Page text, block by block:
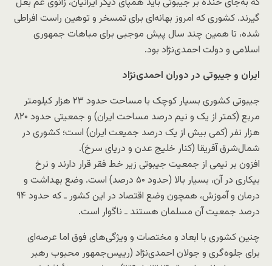
گیرند. کشوری که امروز بهانه‌ای برای تمسخر و توهین راست افراطی
شده، تا همین چند سال پیش موجبی برای مباهات جمهوری
اسلامی و دولت احمدی‌نژاد بود.
ایران و جیبوتی در دوران احمدی‌نژاد
جیبوتی کشوری بسیار کوچک با مساحت حدود ۲۳ هزار کیلومتر
مربع (کمتر از یک و نیم درصد مساحت ایران) و جمعیتی حدود ۸۲۰
هزار نفر (کمی بیش از یک درصد جمیعت ایران) است؛ کشوری در
شمال‌شرق آفریقا (کنار خلیج عدن و دریای سرخ).
افزون بر نیمی از جمعیت جیبوتی زیر خط فقر قرار دارند و نرخ
بیکاری در آن، بسیار بالا (حدود ۵۰ درصد) است. وضع بهداشت و
درمان و آموزش، همچون وضع اقتصاد در این کشور ـ که حدود ۹۴
درصد جمعیت آن مسلمان هستند ـ ناگوار است.
چنین کشوری با ابعاد و مختصات و ویژگی‌های فوق اما عرصه‌ای
برای جلوه‌گری و جولان احمدی‌نژاد (رییس‌جمهور محبوب رهبر